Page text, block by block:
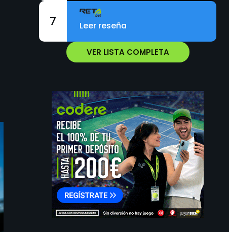
7 Leer reseña
VER LISTA COMPLETA